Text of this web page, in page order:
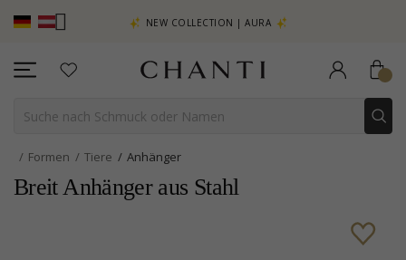
SEHEN –
NEW COLLECTION | AURA
Formen Tiere Anhänger
Breit Anhänger aus Stahl